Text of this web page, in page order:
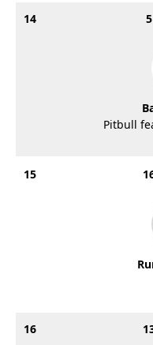
14 5
Pitbull
15
16